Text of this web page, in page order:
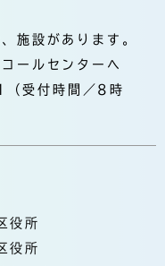
施設があります。
コールセンターへ
受付時間／8時
役所
役所